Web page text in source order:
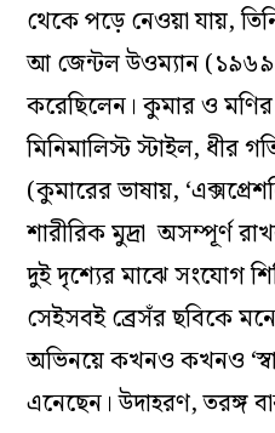
থেকে পড়ে নেওয়া যায়,
আ জেন্টল উওম্যান
করেছিলেন। কুমার ও মণির
মিনিমালিস্ট স্টাইল, ধীর
(কুমারের ভাষায়,
শারীরিক মুদ্রা অসম্পূর্ণ
দুই দৃশ্যের মাঝে সংযোগ
সেইসবই ব্রেসঁর ছবিকে
অভিনয়ে কখনও কখনও
এনেছেন। উদাহরণ,তরঙ্গবা